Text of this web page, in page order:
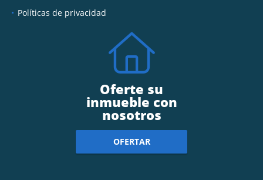
Políticas de privacidad
Oferte su
inmueble con
nosotros
OFERTAR